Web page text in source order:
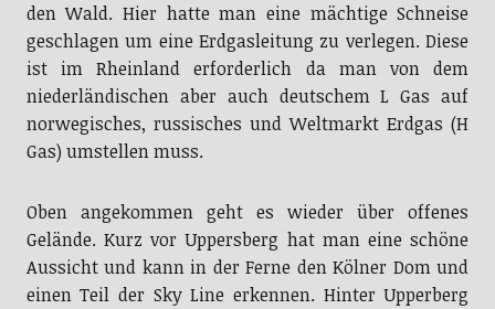
den Wald. Hier hatte man eine mächtige Schneise
geschlagen um eine Erdgasleitung zu verlegen. Diese
ist im Rheinland erforderlich da man von dem
niederländischen aber auch deutschem L Gas auf
norwegisches, russisches und Weltmarkt Erdgas (H
Gas) umstellen muss.
Oben angekommen geht es wieder über offenes
Gelände. Kurz vor Uppersberg hat man eine schöne
Aussicht und kann in der Ferne den Kölner Dom und
einen Teil der Sky Line erkennen. Hinter Upperberg